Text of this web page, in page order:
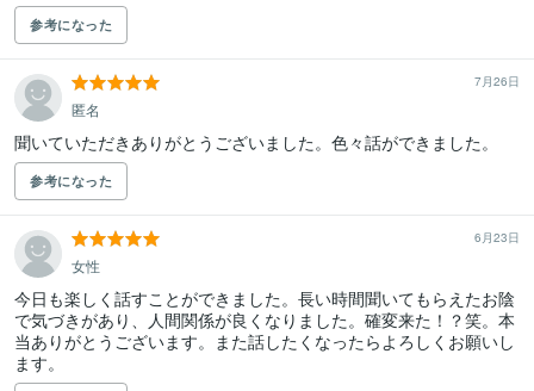
参考になった
7月26日
匿名
聞いていただきありがとうございました。色々話ができました。
参考になった
6月23日
女性
今日も楽しく話すことができました。長い時間聞いてもらえたお陰
で気づきがあり、人間関係が良くなりました。確変来た！？笑。本
当ありがとうございます。また話したくなったらよろしくお願いし
ます。